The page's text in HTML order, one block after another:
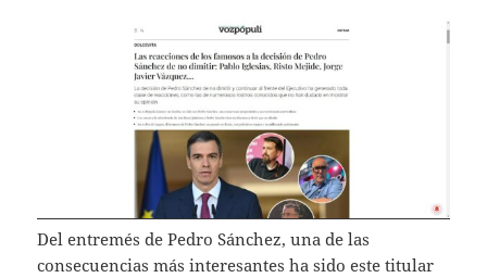
Del entremés de Pedro Sánchez, una de las
consecuencias más interesantes ha sido este titular